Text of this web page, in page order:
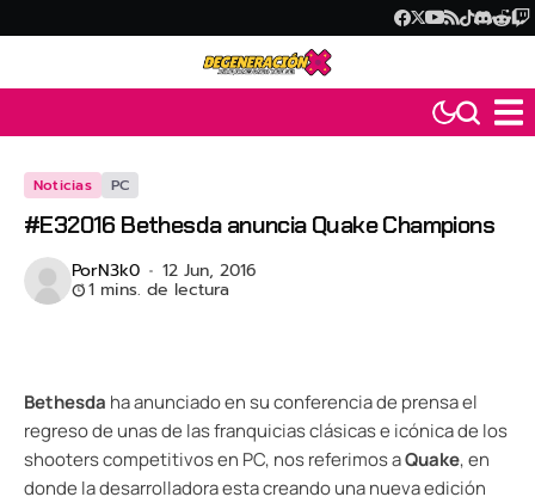
Noticias PC
#E32016 Bethesda anuncia Quake Champions
PorN3k0 12 Jun, 2016
1 mins. de lectura
Bethesda ha anunciado en su conferencia de prensa el
regreso de unas de las franquicias clásicas e icónica de los
shooters competitivos en PC, nos referimos aQuake, en
donde la desarrolladora esta creando una nueva edición